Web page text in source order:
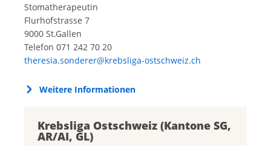
Stomatherapeutin
Flurhofstrasse 7
9000 St.Gallen
Telefon 071 242 70 20
theresia.sonderer@krebsliga-ostschweiz.ch
Weitere Informationen
Krebsliga Ostschweiz (Kantone SG,
AR/AI, GL)